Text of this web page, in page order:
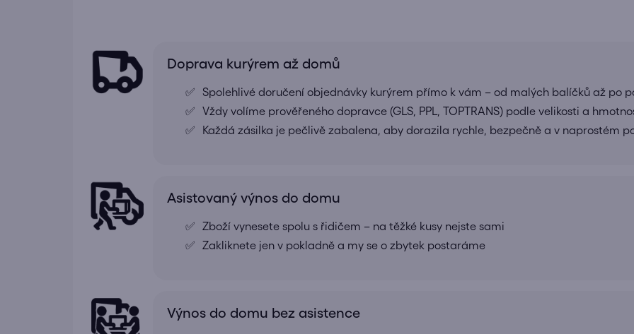
Doprava kurýrem až domů
Spolehlivé doručení objednávky kurýrem přímo k vám – od malých balíčků až po
Vždy volíme prověřeného dopravce (GLS, PPL, TOPTRANS) podle velikosti a
Každá zásilka je pečlivě zabalena, aby dorazila rychle, bezpečně a v naprostém
Asistovaný výnos do domu
Zboží vynesete spolu s řidičem – na těžké kusy nejste sami
Zakliknete jen v pokladně a my se o zbytek postaráme
Výnos do domu bez asistence